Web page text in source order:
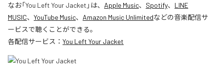
なお「You Left Your Jacket 」は、 Apple Music、 Spotify、 LINE
MUSIC、 YouTube Music、 Amazon Music Unlimitedなどの音楽配信サ
ービスで聴くことができる。
各配信サービス： You Left Your Jacket